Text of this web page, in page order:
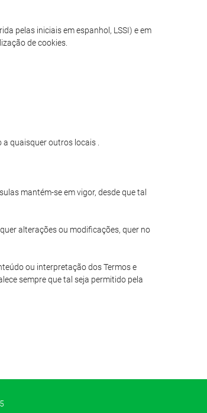
pelas iniciais em espanhol, LSSI) e em
de cookies.
quaisquer outros locais .
mantém-se em vigor, desde que tal
alterações ou modificações, quer no
ou interpretação dos Termos e
sempre que tal seja permitido pela